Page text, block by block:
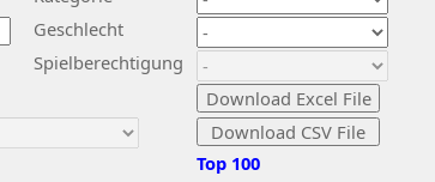
Geschlecht
Spielberechtigung
Top 100